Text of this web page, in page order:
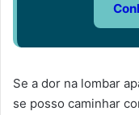
Se a dor na lombar
se posso caminhar